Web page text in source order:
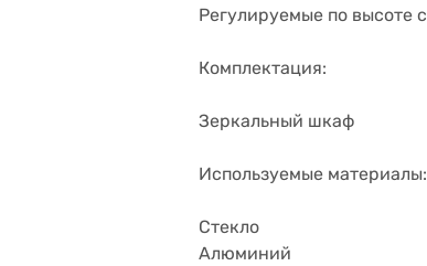
Регулируемые по высоте
Комплектация:
Зеркальный шкаф
Используемые материалы:
Стекло
Алюминий